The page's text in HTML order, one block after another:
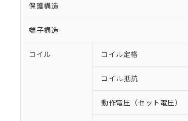
保護構造
端子構造
コイル コイル定格
コイル抵抗
動作電圧（セット電圧）